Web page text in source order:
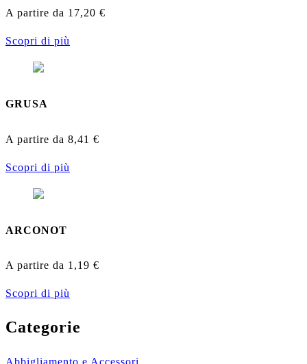
A partire da 17,20 €
Scopri di più
GRUSA
A partire da 8,41 €
Scopri di più
ARCONOT
A partire da 1,19 €
Scopri di più
Categorie
Abbigliamento e Accessori